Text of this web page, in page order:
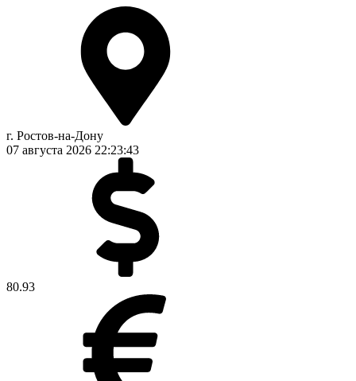
г. Ростов-на-Дону
07 августа 2026 22:23:43
80.93